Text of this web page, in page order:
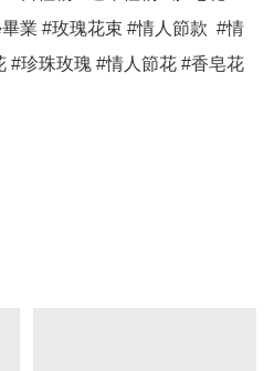
業 #玫瑰花束 #情人節款  #情
#珍珠玫瑰 #情人節花 #香皂花